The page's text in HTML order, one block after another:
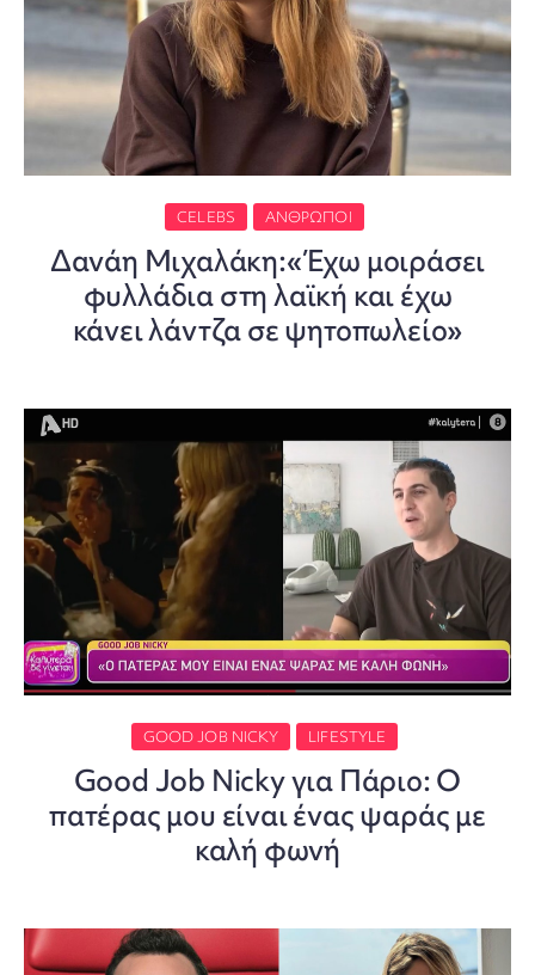
CELEBS ΆΝΘΡΩΠΟΙ
Δανάη Μιχαλάκη:«Έχω μοιράσει
φυλλάδια στη λαϊκή και έχω
κάνει λάντζα σε ψητοπωλείο»
GOOD JOB NICKY LIFESTYLE
Good Job Nicky για Πάριο: Ο
πατέρας μου είναι ένας ψαράς με
καλή φωνή